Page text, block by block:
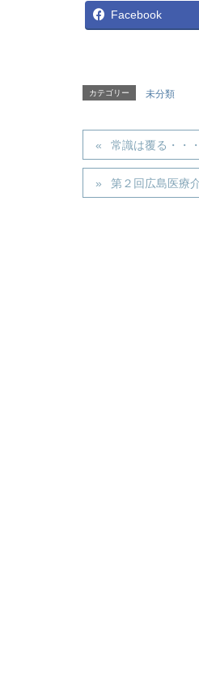
Facebook
カテゴリー 未分類
常識は覆る・・
第２回広島医療